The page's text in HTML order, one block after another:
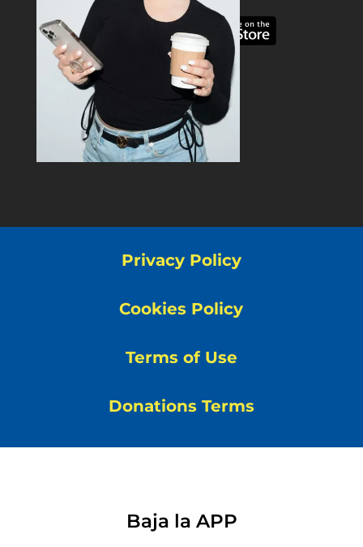
Privacy Policy
Cookies Policy
Terms of Use
Donations Terms
Baja la APP